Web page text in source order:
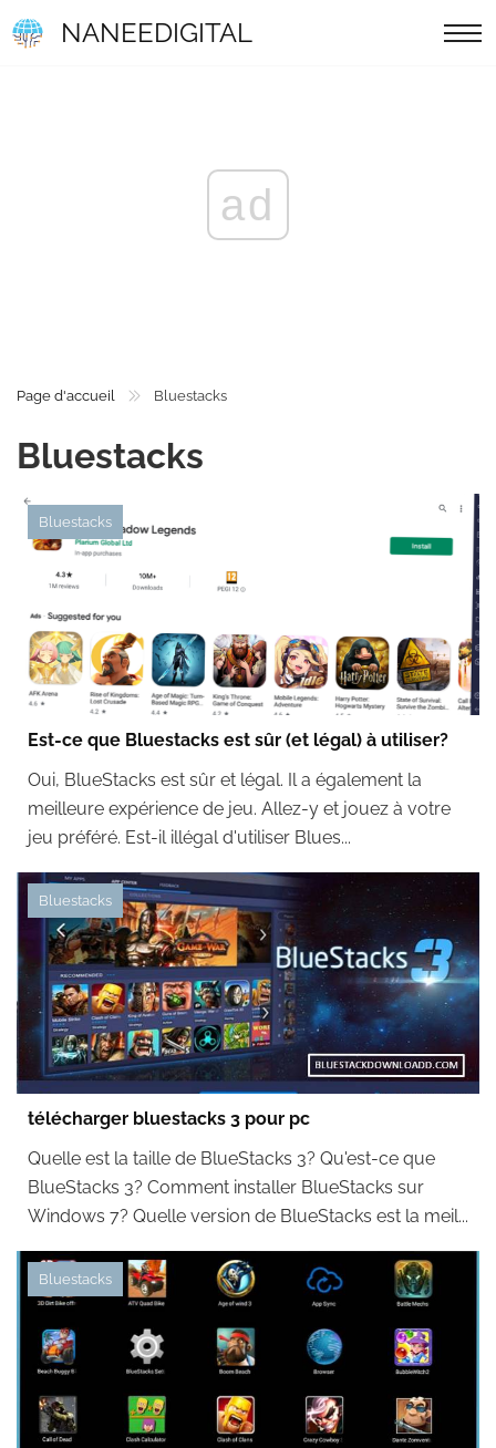
NANEEDIGITAL
ad
Page d'accueil Bluestacks
Bluestacks
Bluestacks
Est-ce que Bluestacks est sûr (et légal) à utiliser?
Oui, BlueStacks est sûr et légal. Il a également la
meilleure expérience de jeu. Allez-y et jouez à votre
jeu préféré. Est-il illégal d'utiliser Blues...
Bluestacks
télécharger bluestacks 3 pour pc
Quelle est la taille de BlueStacks 3? Qu'est-ce que
BlueStacks 3? Comment installer BlueStacks sur
Windows 7? Quelle version de BlueStacks est la meil...
Bluestacks